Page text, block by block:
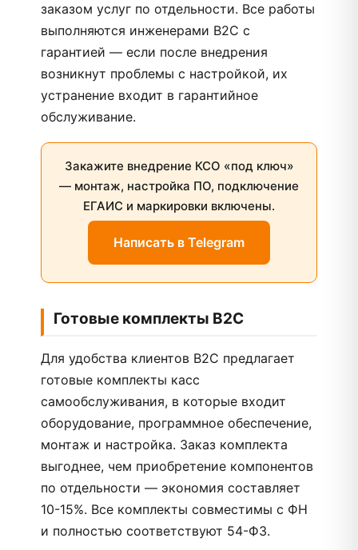
заказом услуг по отдельности. Все работы
выполняются инженерами B2C с
гарантией — если после внедрения
возникнут проблемы с настройкой, их
устранение входит в гарантийное
обслуживание.
Закажите внедрение КСО «под ключ»
— монтаж, настройка ПО, подключение
ЕГАИС и маркировки включены.
Написать в Telegram
Готовые комплекты B2C
Для удобства клиентов B2C предлагает
готовые комплекты касс
самообслуживания, в которые входит
оборудование, программное обеспечение,
монтаж и настройка. Заказ комплекта
выгоднее, чем приобретение компонентов
по отдельности — экономия составляет
10-15%. Все комплекты совместимы с ФН
и полностью соответствуют 54-ФЗ.